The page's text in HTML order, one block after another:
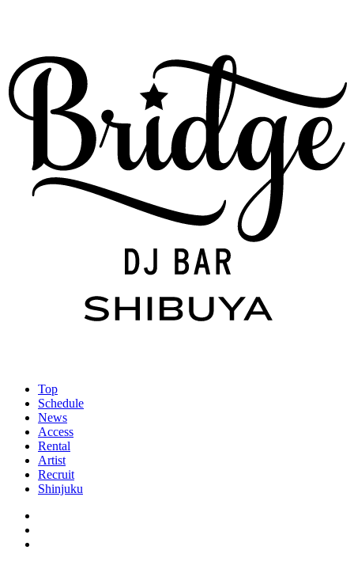
Top
Schedule
News
Access
Rental
Artist
Recruit
Shinjuku